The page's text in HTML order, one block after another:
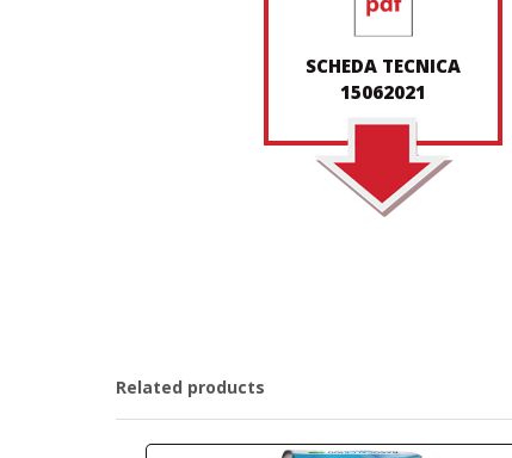
SCHEDA TECNICA
15062021
Related products